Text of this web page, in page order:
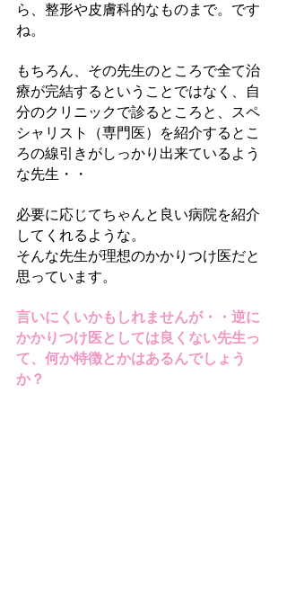
ら、整形や皮膚科的なものまで。です
ね。
もちろん、その先生のところで全て治
療が完結するということではなく、自
分のクリニックで診るところと、スペ
シャリスト（専門医）を紹介するとこ
ろの線引きがしっかり出来ているよう
な先生・・
必要に応じてちゃんと良い病院を紹介
してくれるような。
そんな先生が理想のかかりつけ医だと
思っています。
言いにくいかもしれませんが・・逆に
かかりつけ医としては良くない先生っ
て、何か特徴とかはあるんでしょう
か？